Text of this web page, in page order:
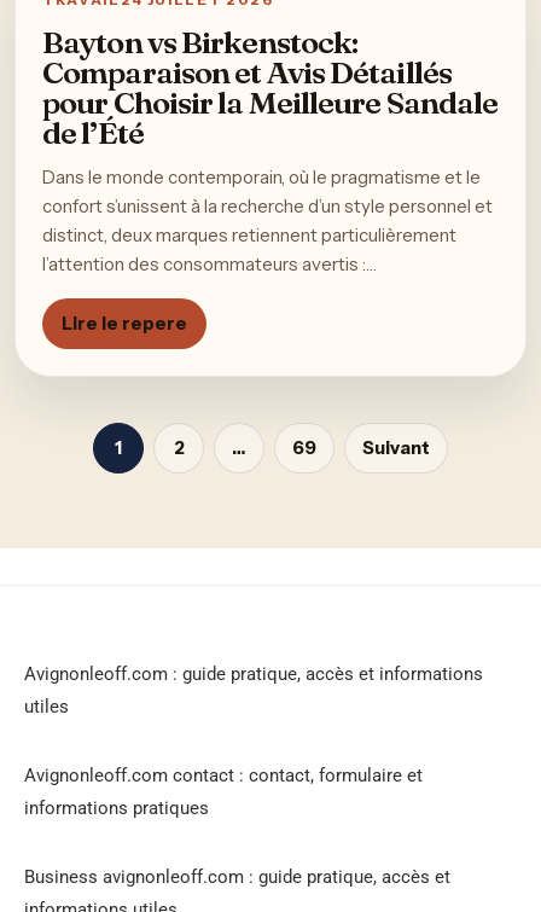
Bayton vs Birkenstock:
Comparaison et Avis Détaillés
pour Choisir la Meilleure Sandale
de l’Été
Dans le monde contemporain, où le pragmatisme et le
confort s’unissent à la recherche d’un style personnel et
distinct, deux marques retiennent particulièrement
l’attention des consommateurs avertis :…
Lire le repere
1 2 … 69 Suivant
Avignonleoff.com : guide pratique, accès et informations
utiles
Avignonleoff.com contact : contact, formulaire et
informations pratiques
Business avignonleoff.com : guide pratique, accès et